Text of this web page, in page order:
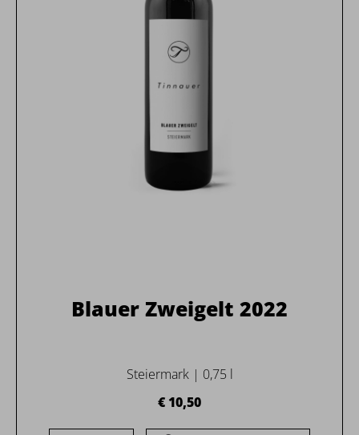
Blauer Zweigelt 2022
Steiermark | 0,75 l
€ 10,50